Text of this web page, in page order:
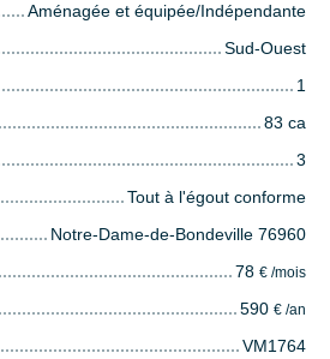
Aménagée et équipée/Indépendante
Sud-Ouest
1
83 ca
3
Tout à l'égout conforme
Notre-Dame-de-Bondeville 76960
78 € /mois
590 € /an
VM1764